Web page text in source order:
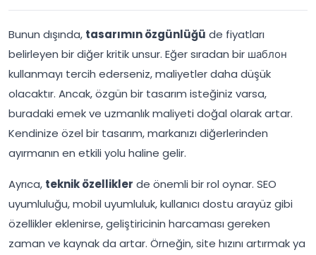
Bunun dışında, tasarımın özgünlüğü de fiyatları
belirleyen bir diğer kritik unsur. Eğer sıradan bir шаблон
kullanmayı tercih ederseniz, maliyetler daha düşük
olacaktır. Ancak, özgün bir tasarım isteğiniz varsa,
buradaki emek ve uzmanlık maliyeti doğal olarak artar.
Kendinize özel bir tasarım, markanızı diğerlerinden
ayırmanın en etkili yolu haline gelir.
Ayrıca, teknik özellikler de önemli bir rol oynar. SEO
uyumluluğu, mobil uyumluluk, kullanıcı dostu arayüz gibi
özellikler eklenirse, geliştiricinin harcaması gereken
zaman ve kaynak da artar. Örneğin, site hızını artırmak ya